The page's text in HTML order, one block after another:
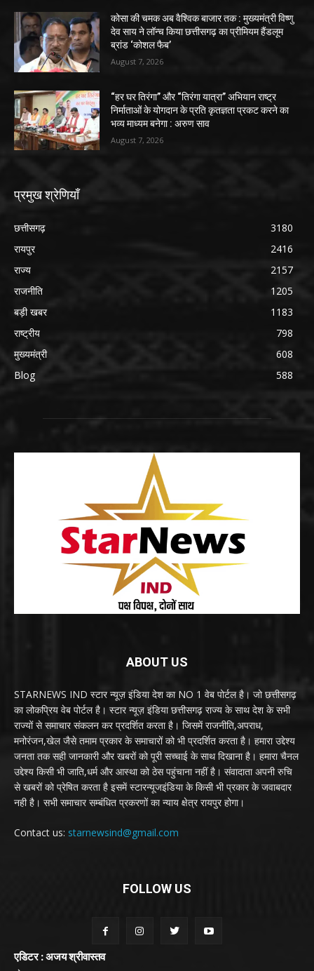
कोसा की चमक अब वैश्विक बाजार तक : मुख्यमंत्री विष्णु
देव साय ने लॉन्च किया छत्तीसगढ़ का प्रीमियम हैंडलूम
ब्रांड ‘कोशल फैब’
August 7, 2026
“हर घर तिरंगा” और “तिरंगा यात्रा” अभियान राष्ट्र
निर्माताओं के योगदान के प्रति कृतज्ञता प्रकट करने का
भव्य माध्यम बनेगा : अरुण साव
August 7, 2026
प्रमुख श्रेणियाँ
छत्तीसगढ़
3180
रायपुर
2416
राज्य
2157
राजनीति
1205
बड़ी खबर
1183
राष्ट्रीय
798
मुख्यमंत्री
608
Blog
588
ABOUT US
STARNEWS IND स्टार न्यूज़ इंडिया देश का NO 1 वेब पोर्टल है। जो छत्तीसगढ़
का लोकप्रिय वेब पोर्टल है। स्टार न्यूज़ इंडिया छत्तीसगढ़ राज्य के साथ देश के सभी
राज्यों से समाचार संकलन कर प्रदर्शित करता है। जिसमें राजनीति,अपराध,
मनोरंजन,खेल जैसे तमाम प्रकार के समाचारों को भी प्रदर्शित करता है। हमारा उद्देश्य
जनता तक सही जानकारी और खबरों को पूरी सच्चाई के साथ दिखाना है। हमारा चैनल
उद्देश्य किसी भी जाति,धर्म और आस्था को ठेस पहुंचाना नहीं है। संवादाता अपनी रुचि
से खबरों को प्रेषित करता है इसमें स्टारन्यूजइंडिया के किसी भी प्रकार के जवाबदार
नही है। सभी समाचार सम्बंधित प्रकरणों का न्याय क्षेत्र रायपुर होगा।
Contact us: starnewsind@gmail.com
FOLLOW US
एडिटर : अजय श्रीवास्तव